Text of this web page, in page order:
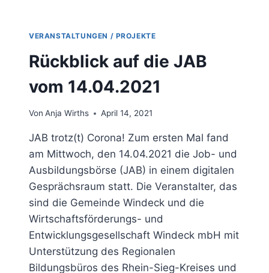
VERANSTALTUNGEN / PROJEKTE
Rückblick auf die JAB
vom 14.04.2021
Von Anja Wirths April 14, 2021
JAB trotz(t) Corona! Zum ersten Mal fand
am Mittwoch, den 14.04.2021 die Job- und
Ausbildungsbörse (JAB) in einem digitalen
Gesprächsraum statt. Die Veranstalter, das
sind die Gemeinde Windeck und die
Wirtschaftsförderungs- und
Entwicklungsgesellschaft Windeck mbH mit
Unterstützung des Regionalen
Bildungsbüros des Rhein-Sieg-Kreises und